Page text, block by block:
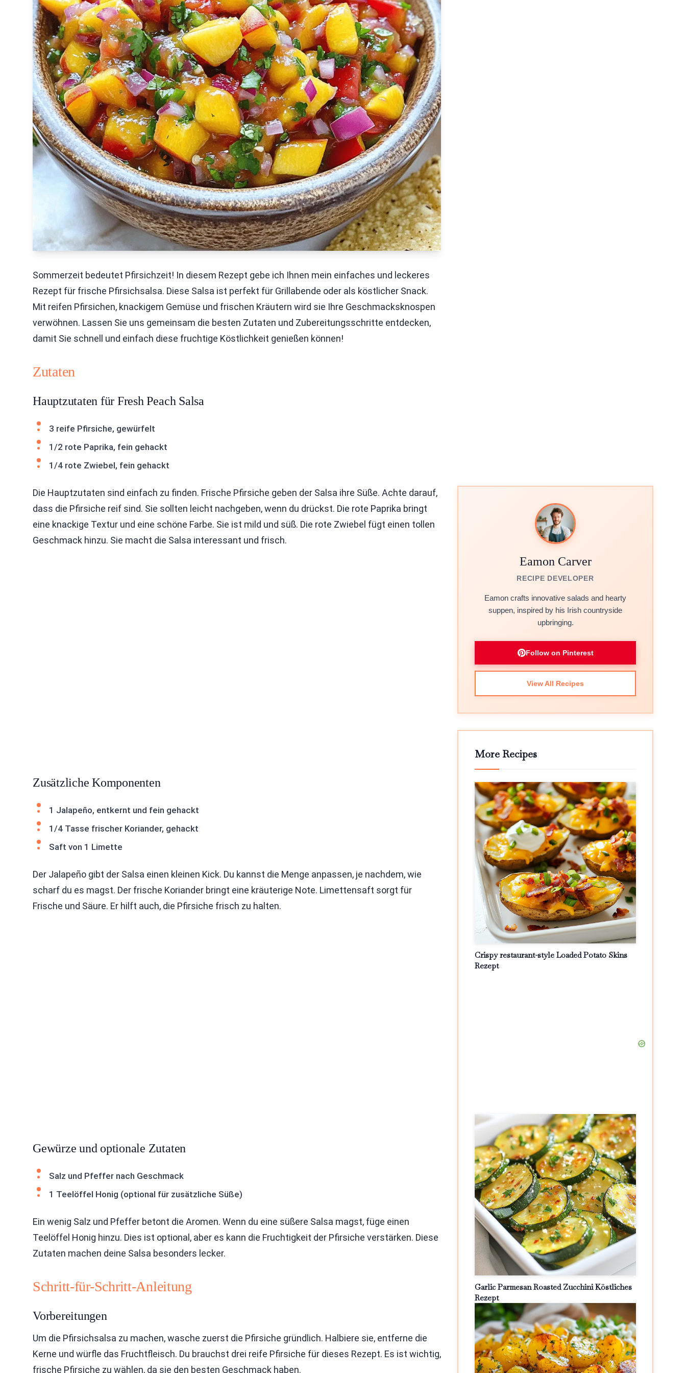
Sommerzeit bedeutet Pfirsichzeit! In diesem Rezept gebe ich Ihnen mein einfaches und leckeres
Rezept für frische Pfirsichsalsa. Diese Salsa ist perfekt für Grillabende oder als köstlicher Snack.
Mit reifen Pfirsichen, knackigem Gemüse und frischen Kräutern wird sie Ihre Geschmacksknospen
verwöhnen. Lassen Sie uns gemeinsam die besten Zutaten und Zubereitungsschritte entdecken,
damit Sie schnell und einfach diese fruchtige Köstlichkeit genießen können!
Zutaten
Hauptzutaten für Fresh Peach Salsa
3 reife Pfirsiche, gewürfelt
1/2 rote Paprika, fein gehackt
1/4 rote Zwiebel, fein gehackt
Die Hauptzutaten sind einfach zu finden. Frische Pfirsiche geben der Salsa ihre Süße. Achte darauf,
dass die Pfirsiche reif sind. Sie sollten leicht nachgeben, wenn du drückst. Die rote Paprika bringt
eine knackige Textur und eine schöne Farbe. Sie ist mild und süß. Die rote Zwiebel fügt einen tollen
Geschmack hinzu. Sie macht die Salsa interessant und frisch.
Zusätzliche Komponenten
1 Jalapeño, entkernt und fein gehackt
1/4 Tasse frischer Koriander, gehackt
Saft von 1 Limette
Der Jalapeño gibt der Salsa einen kleinen Kick. Du kannst die Menge anpassen, je nachdem, wie
scharf du es magst. Der frische Koriander bringt eine kräuterige Note. Limettensaft sorgt für
Frische und Säure. Er hilft auch, die Pfirsiche frisch zu halten.
Gewürze und optionale Zutaten
Salz und Pfeffer nach Geschmack
1 Teelöffel Honig (optional für zusätzliche Süße)
Ein wenig Salz und Pfeffer betont die Aromen. Wenn du eine süßere Salsa magst, füge einen
Teelöffel Honig hinzu. Dies ist optional, aber es kann die Fruchtigkeit der Pfirsiche verstärken. Diese
Zutaten machen deine Salsa besonders lecker.
Schritt-für-Schritt-Anleitung
Vorbereitungen
Um die Pfirsichsalsa zu machen, wasche zuerst die Pfirsiche gründlich. Halbiere sie, entferne die
Kerne und würfle das Fruchtfleisch. Du brauchst drei reife Pfirsiche für dieses Rezept. Es ist wichtig,
frische Pfirsiche zu wählen, da sie den besten Geschmack haben.
Eamon Carver
RECIPE DEVELOPER
Eamon crafts innovative salads and hearty
suppen, inspired by his Irish countryside
upbringing.
Follow on Pinterest
View All Recipes
More Recipes
Crispy restaurant-style Loaded Potato Skins
Rezept
Garlic Parmesan Roasted Zucchini Köstliches
Rezept